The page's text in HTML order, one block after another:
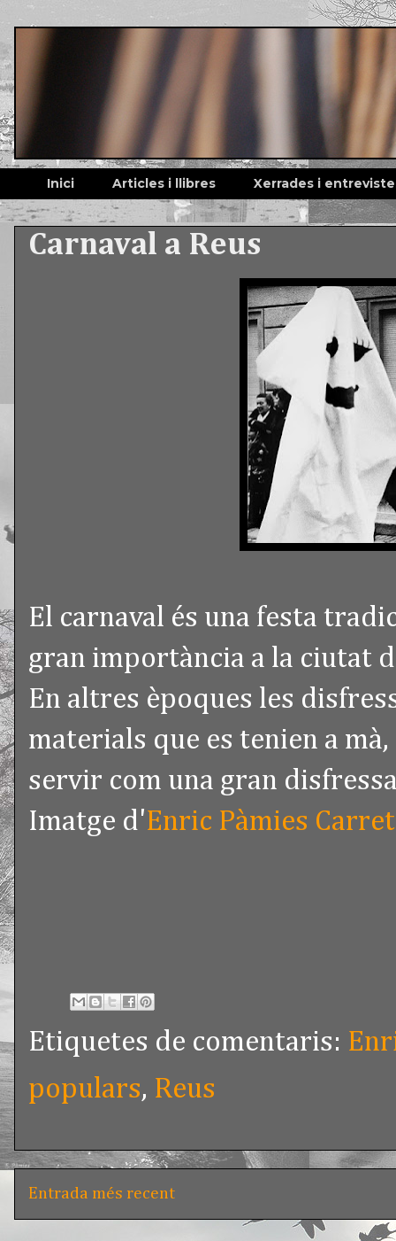
Inici Articles i llibres Xerrades i
Carnaval a Reus
El carnaval és una festa
gran importància a la ciutat
En altres èpoques les
materials que es tenien a
servir com una gran
Imatge d'Enric Pàmies
Etiquetes de comentaris:
populars, Reus
Entrada més recent